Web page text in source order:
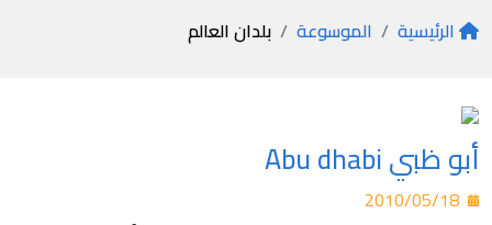
الرئيسية الموسوعة بلدان العالم
أبو ظبي Abu dhabi